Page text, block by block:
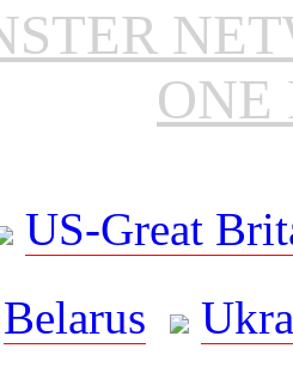
ONE
US-Great
Belarus